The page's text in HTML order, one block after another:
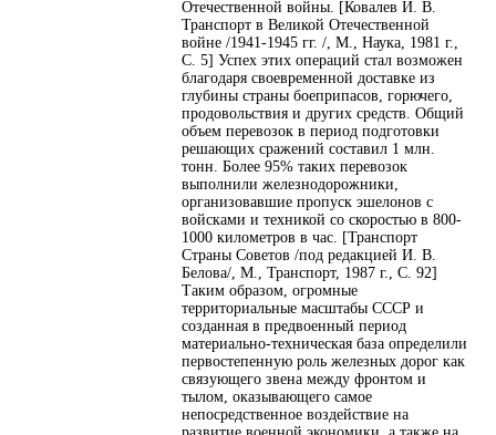
Отечественной войны. [Ковалев И. В.
Транспорт в Великой Отечественной
войне /1941-1945 гг. /, М., Наука, 1981 г.,
С. 5] Успех этих операций стал возможен
благодаря своевременной доставке из
глубины страны боеприпасов, горючего,
продовольствия и других средств. Общий
объем перевозок в период подготовки
решающих сражений составил 1 млн.
тонн. Более 95% таких перевозок
выполнили железнодорожники,
организовавшие пропуск эшелонов с
войсками и техникой со скоростью в 800-
1000 километров в час. [Транспорт
Страны Советов /под редакцией И. В.
Белова/, М., Транспорт, 1987 г., С. 92]
Таким образом, огромные
территориальные масштабы СССР и
созданная в предвоенный период
материально-техническая база определили
первостепенную роль железных дорог как
связующего звена между фронтом и
тылом, оказывающего самое
непосредственное воздействие на